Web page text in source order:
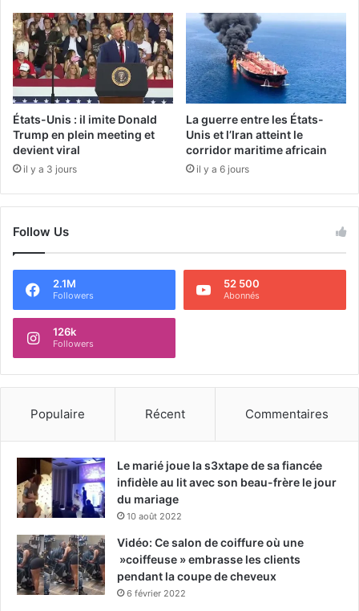
États-Unis : il imite Donald
Trump en plein meeting et
devient viral
il y a 3 jours
La guerre entre les États-
Unis et l’Iran atteint le
corridor maritime africain
il y a 6 jours
Follow Us
2.1M
Followers
52 500
Abonnés
126k
Followers
Populaire Récent Commentaires
Le marié joue la s3xtape de sa fiancée
infidèle au lit avec son beau-frère le jour
du mariage
10 août 2022
Vidéo: Ce salon de coiffure où une
»coiffeuse » embrasse les clients
pendant la coupe de cheveux
6 février 2022